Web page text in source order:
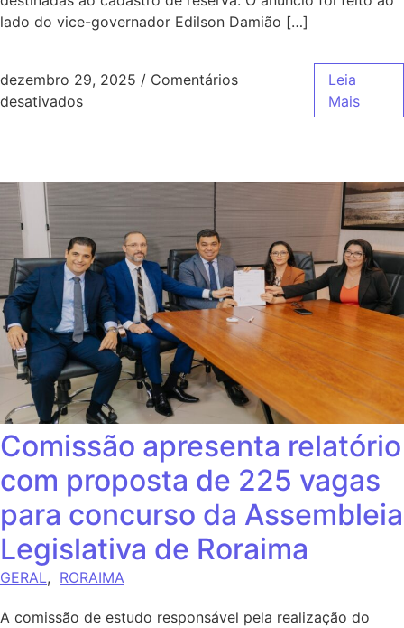
lado do vice-governador Edilson Damião […]
dezembro 29, 2025 / Comentários
desativados
Leia
Mais
Comissão apresenta relatório
com proposta de 225 vagas
para concurso da Assembleia
Legislativa de Roraima
GERAL, RORAIMA
A comissão de estudo responsável pela realização do